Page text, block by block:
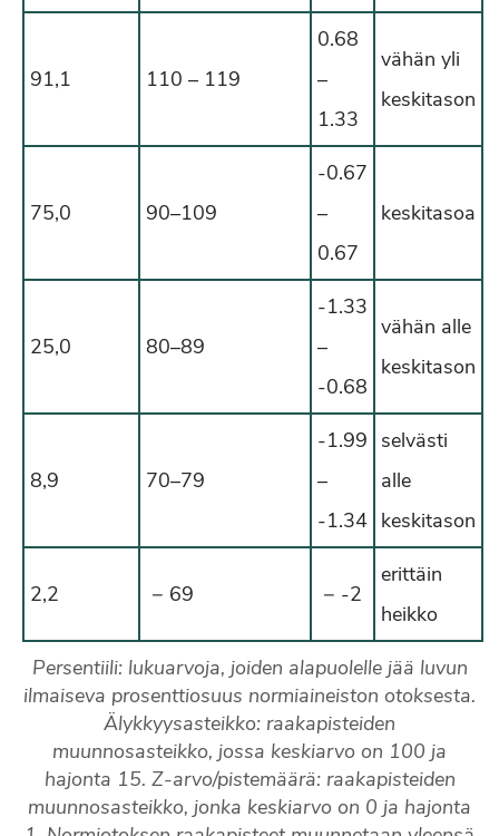
91,1 110 – 119
0.68
–
1.33
vähän yli
keskitason
75,0 90–109
-0.67
–
0.67
keskitasoa
25,0 80–89
-1.33
–
-0.68
vähän alle
keskitason
8,9 70–79
-1.99
–
-1.34
selvästi
alle
keskitason
2,2 − 69 − -2
erittäin
heikko
Persentiili: lukuarvoja, joiden alapuolelle jää luvun
ilmaiseva prosenttiosuus normiaineiston otoksesta.
Älykkyysasteikko: raakapisteiden
muunnosasteikko, jossa keskiarvo on 100 ja
hajonta 15. Z-arvo/pistemäärä: raakapisteiden
muunnosasteikko, jonka keskiarvo on 0 ja hajonta